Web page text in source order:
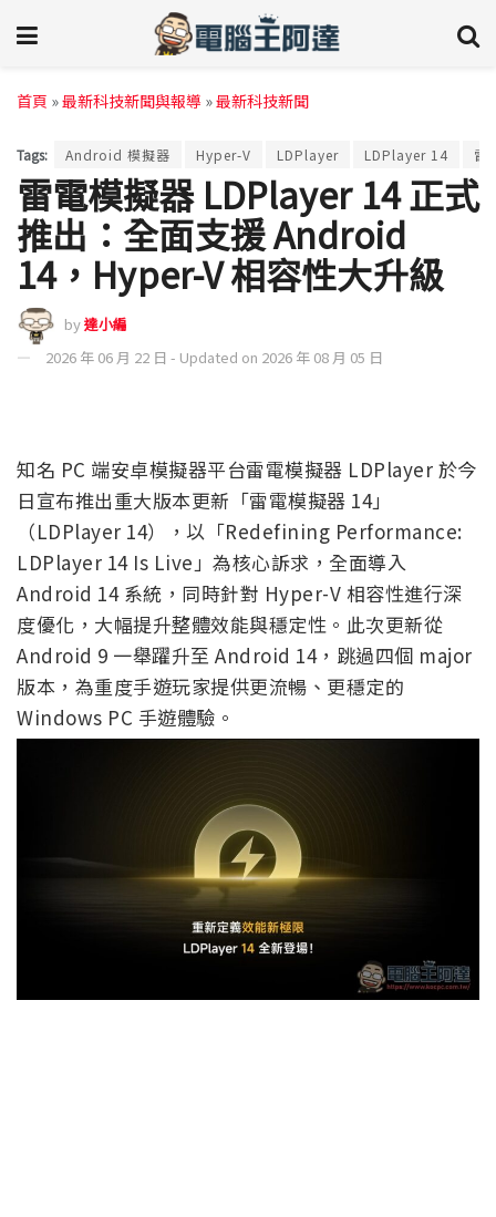
首頁 »最新科技新聞與報導 »最新科技新聞
Tags: Android 模擬器 Hyper-V LDPlayer LDPlayer 14 雷
雷電模擬器 LDPlayer 14 正式
推出：全面支援 Android
14，Hyper-V 相容性大升級
by達小編
2026 年 06 月 22 日 - Updated on 2026 年 08 月 05 日
知名 PC 端安卓模擬器平台雷電模擬器 LDPlayer 於今
日宣布推出重大版本更新「雷電模擬器 14」
（LDPlayer 14），以「Redefining Performance:
LDPlayer 14 Is Live」為核心訴求，全面導入
Android 14 系統，同時針對 Hyper-V 相容性進行深
度優化，大幅提升整體效能與穩定性。此次更新從
Android 9 一舉躍升至 Android 14，跳過四個 major
版本，為重度手遊玩家提供更流暢、更穩定的
Windows PC 手遊體驗。